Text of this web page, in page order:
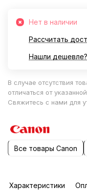
Нет в наличии
Рассчитать
Нашли дешевле?
В случае отсутствия
отличаться от
Свяжитесь с нами для
Все товары Canon
Характеристики